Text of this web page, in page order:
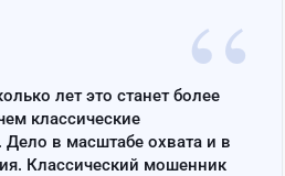
“
лет это станет более
классические
в масштабе охвата и в
Классический мошенник